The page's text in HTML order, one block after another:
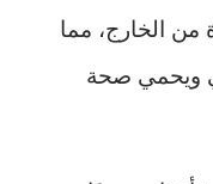
من الخارج، مما
ويحمي صحة